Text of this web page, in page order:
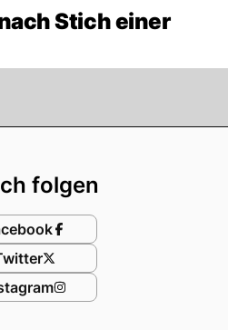
Stich einer
folgen